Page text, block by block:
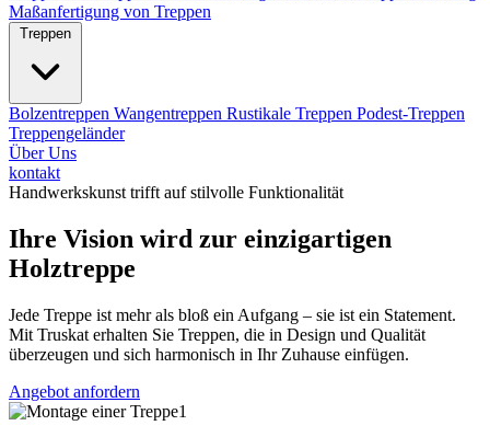
Maßanfertigung von Treppen
Treppen
Bolzentreppen Wangentreppen Rustikale Treppen Podest-Treppen
Treppengeländer
Über Uns
kontakt
Handwerkskunst trifft auf stilvolle Funktionalität
Ihre Vision wird zur einzigartigen
Holztreppe
Jede Treppe ist mehr als bloß ein Aufgang – sie ist ein Statement.
Mit Truskat erhalten Sie Treppen, die in Design und Qualität
überzeugen und sich harmonisch in Ihr Zuhause einfügen.
Angebot anfordern